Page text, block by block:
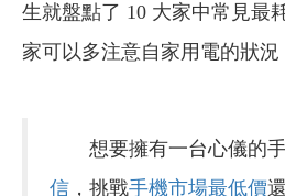
生就盤點了 10 大家中常見最
家可以多注意自家用電的狀況
想要擁有一台心儀的手
信 ，挑戰手機市場最低價